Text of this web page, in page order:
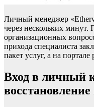
Личный менеджер
через нескольких минут.
организационных
прихода специалиста
пакет услуг, а на
Вход в личный